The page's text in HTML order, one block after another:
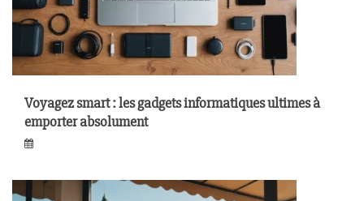
Voyagez smart : les gadgets informatiques ultimes à
emporter absolument